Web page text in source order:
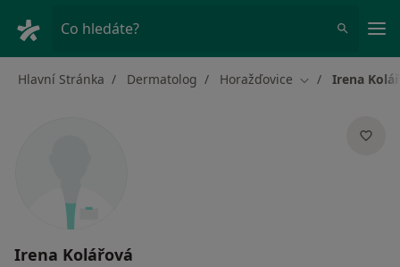
Co hledáte?
Hlavní Stránka Dermatolog Horažďovice Změna města
Irena
Irena Kolářová